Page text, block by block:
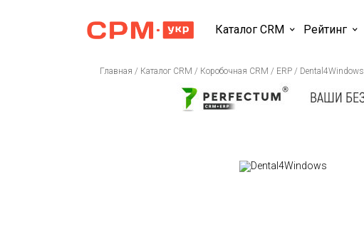
Каталог CRM Рейтинг
Главная / Каталог CRM / Коробочная CRM / ERP / Dental4Windows